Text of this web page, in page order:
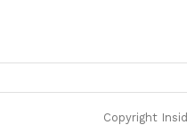
Copyright